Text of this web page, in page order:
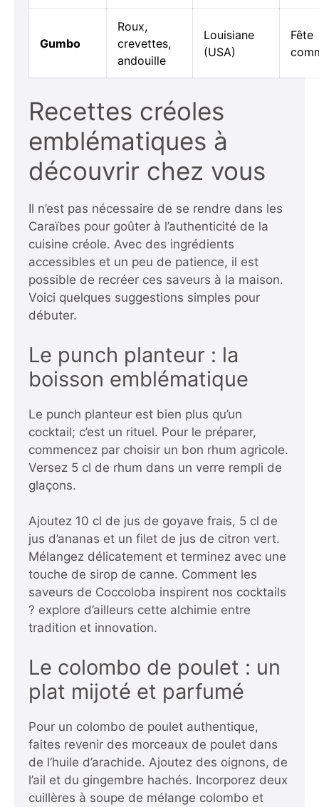
Gumbo
Roux,
crevettes,
andouille
Louisiane
(USA)
Fête
Recettes créoles
emblématiques à
découvrir chez vous
Il n’est pas nécessaire de se rendre dans les
Caraïbes pour goûter à l’authenticité de la
cuisine créole. Avec des ingrédients
accessibles et un peu de patience, il est
possible de recréer ces saveurs à la maison.
Voici quelques suggestions simples pour
débuter.
Le punch planteur : la
boisson emblématique
Le punch planteur est bien plus qu’un
cocktail; c’est un rituel. Pour le préparer,
commencez par choisir un bon rhum agricole.
Versez 5 cl de rhum dans un verre rempli de
glaçons.
Ajoutez 10 cl de jus de goyave frais, 5 cl de
jus d’ananas et un filet de jus de citron vert.
Mélangez délicatement et terminez avec une
touche de sirop de canne. Comment les
saveurs de Coccoloba inspirent nos cocktails
? explore d’ailleurs cette alchimie entre
tradition et innovation.
Le colombo de poulet : un
plat mijoté et parfumé
Pour un colombo de poulet authentique,
faites revenir des morceaux de poulet dans
de l’huile d’arachide. Ajoutez des oignons, de
l’ail et du gingembre hachés. Incorporez deux
cuillères à soupe de mélange colombo et